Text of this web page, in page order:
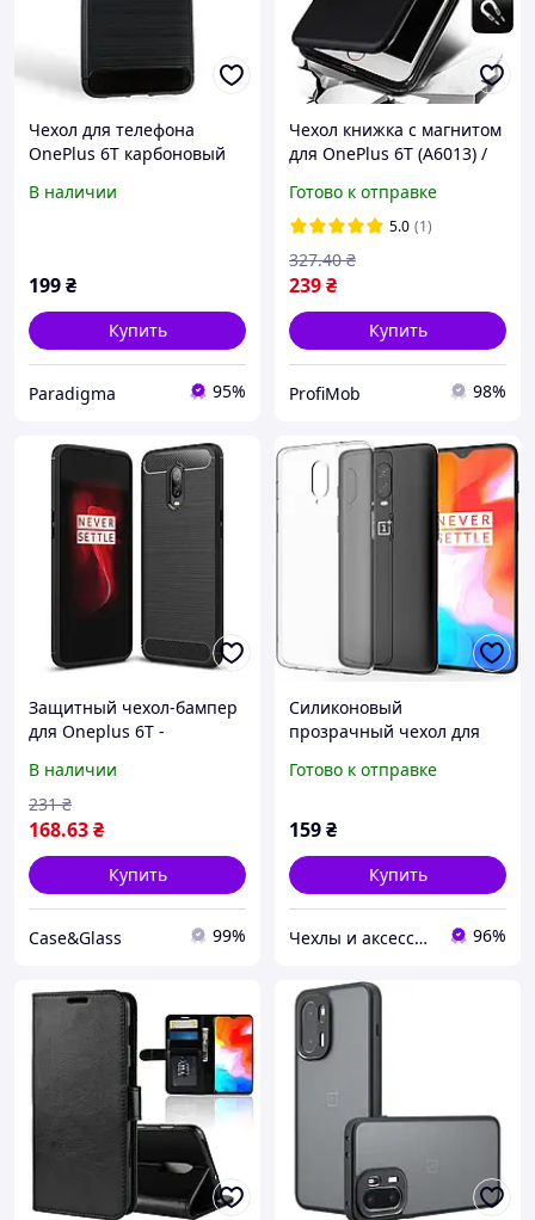
Чехол для телефона
OnePlus 6T карбоновый
высокими бортами
В наличии
199₴
Купить
Paradigma 95%
Чехол книжка с магнитом
для OnePlus 6T (A6013) /
Готово к отправке
5.0 (1)
239₴
327.40 ₴
Купить
ProfiMob 98%
Защитный чехол-бампер
для Oneplus 6T -
В наличии
168.63₴
231 ₴
Купить
Case&Glass 99%
Силиконовый
прозрачный чехол для
Готово к отправке
159₴
Купить
Чехлы и аксессуары | Mob4 96%